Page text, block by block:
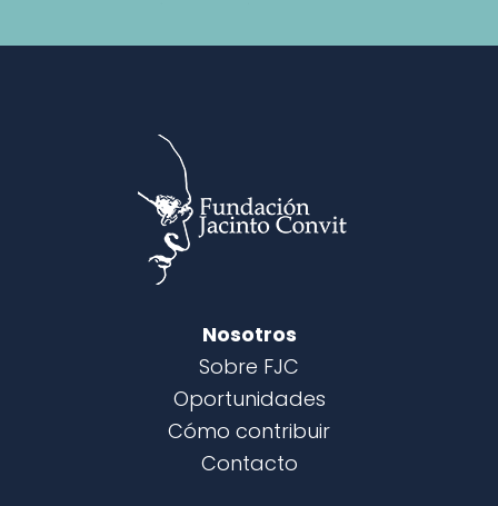
Nosotros
Sobre FJC
Oportunidades
Cómo contribuir
Contacto